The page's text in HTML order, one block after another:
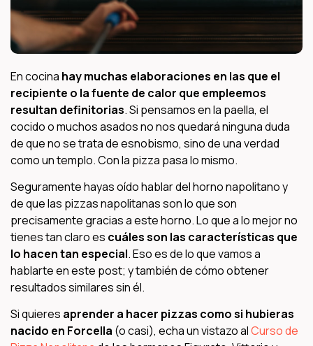
En cocina hay muchas elaboraciones en las que el
recipiente o la fuente de calor que empleemos
resultan definitorias. Si pensamos en la paella, el
cocido o muchos asados no nos quedará ninguna duda
de que no se trata de esnobismo, sino de una verdad
como un templo. Con la pizza pasa lo mismo.
Seguramente hayas oído hablar del horno napolitano y
de que las pizzas napolitanas son lo que son
precisamente gracias a este horno. Lo que a lo mejor no
tienes tan claro es cuáles son las características que
lo hacen tan especial. Eso es de lo que vamos a
hablarte en este post; y también de cómo obtener
resultados similares sin él.
Si quieres aprender a hacer pizzas como si hubieras
nacido en Forcella (o casi), echa un vistazo alCurso de